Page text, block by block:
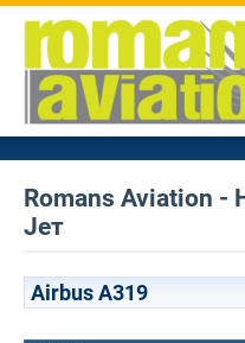
Romans Aviation
Jет
Airbus A319